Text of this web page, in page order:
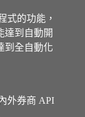
式的功能，
達到自動開
到全自動化
外券商 API